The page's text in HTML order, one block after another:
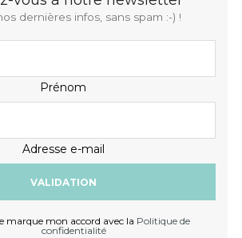
dernières infos, sans spam :-) !
Prénom
Adresse e-mail
marque mon accord avec la Politique de
confidentialité